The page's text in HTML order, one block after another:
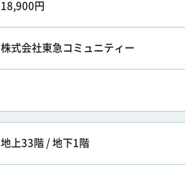
18,900円
株式会社東急コミュニティー
地上33階 / 地下1階